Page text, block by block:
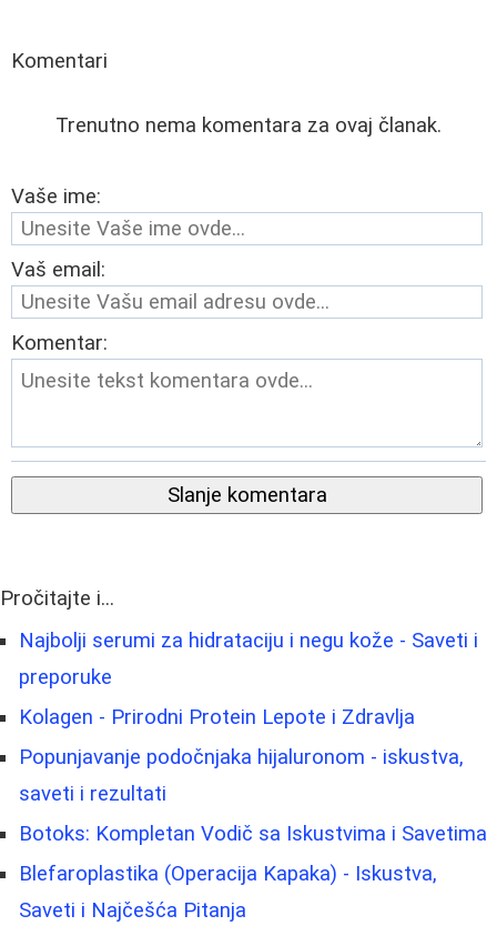
Komentari
Trenutno nema komentara za ovaj članak.
Vaše ime:
Vaš email:
Komentar:
Slanje komentara
Pročitajte i...
Najbolji serumi za hidrataciju i negu kože - Saveti i
preporuke
Kolagen - Prirodni Protein Lepote i Zdravlja
Popunjavanje podočnjaka hijaluronom - iskustva,
saveti i rezultati
Botoks: Kompletan Vodič sa Iskustvima i Savetima
Blefaroplastika (Operacija Kapaka) - Iskustva,
Saveti i Najčešća Pitanja